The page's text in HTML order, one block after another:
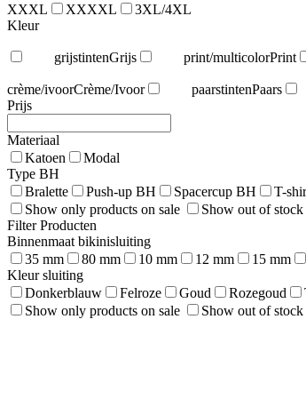
XXXL
XXXXL
3XL/4XL
Kleur
grijstintenGrijs print/multicolorPrint
crème/ivoorCrème/Ivoor paarstintenPaars
Prijs
Materiaal
Katoen
Modal
Type BH
Bralette
Push-up BH Spacercup BH T-
Show only products on sale
Show out of stock
Filter Producten
Binnenmaat bikinisluiting
35 mm
80 mm 10 mm 12 mm 15 mm
Kleur sluiting
Donkerblauw
Felroze Goud Rozegoud
Show only products on sale
Show out of stock